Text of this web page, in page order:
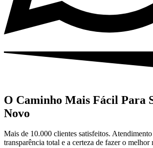
O Caminho Mais Fácil Para
Novo
Mais de 10.000 clientes satisfeitos.
transparência total e a certeza de fazer o melhor